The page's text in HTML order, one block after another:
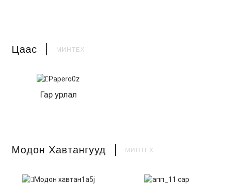
Цаас МИНТЕХ
Гар урлал
Модон Хавтангууд МИНТЕХ